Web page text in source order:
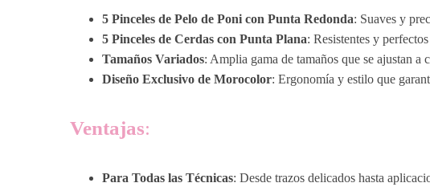
5 Pinceles de Pelo de Poni con Punta Redonda: Suaves y
5 Pinceles de Cerdas con Punta Plana: Resistentes y
Tamaños Variados: Amplia gama de tamaños que se ajustan a
Diseño Exclusivo de Morocolor: Ergonomía y estilo que
Ventajas:
Para Todas las Técnicas: Desde trazos delicados hasta